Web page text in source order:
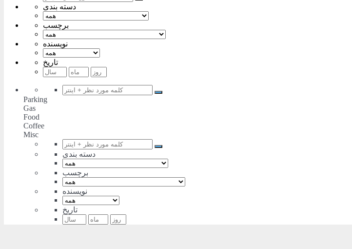
دسته بندی
برچسب
نویسنده
تاریخ
Parking
Gas
Food
Coffee
Misc
دسته بندی
برچسب
نویسنده
تاریخ